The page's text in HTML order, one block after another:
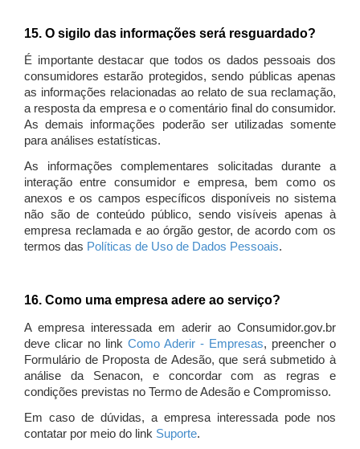
15. O sigilo das informações será resguardado?
É importante destacar que todos os dados pessoais dos
consumidores estarão protegidos, sendo públicas apenas
as informações relacionadas ao relato de sua reclamação,
a resposta da empresa e o comentário final do consumidor.
As demais informações poderão ser utilizadas somente
para análises estatísticas.
As informações complementares solicitadas durante a
interação entre consumidor e empresa, bem como os
anexos e os campos específicos disponíveis no sistema
não são de conteúdo público, sendo visíveis apenas à
empresa reclamada e ao órgão gestor, de acordo com os
termos das Políticas de Uso de Dados Pessoais.
16. Como uma empresa adere ao serviço?
A empresa interessada em aderir ao Consumidor.gov.br
deve clicar no link Como Aderir - Empresas, preencher o
Formulário de Proposta de Adesão, que será submetido à
análise da Senacon, e concordar com as regras e
condições previstas no Termo de Adesão e Compromisso.
Em caso de dúvidas, a empresa interessada pode nos
contatar por meio do link Suporte.